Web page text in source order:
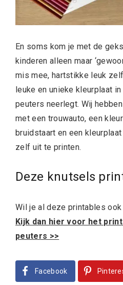
En soms kom je met de
kinderen alleen maar
mis mee, hartstikke leuk
leuke en unieke kleurplaat
peuters neerlegt. Wij
met een trouwauto, een
bruidstaart en een
zelf uit te printen.
Deze knutsels
Wil je al deze printables
Kijk dan hier voor het
peuters >>
Facebook